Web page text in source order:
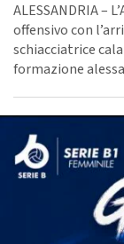
ALESSANDRIA –
offensivo con
schiacciatrice
formazione